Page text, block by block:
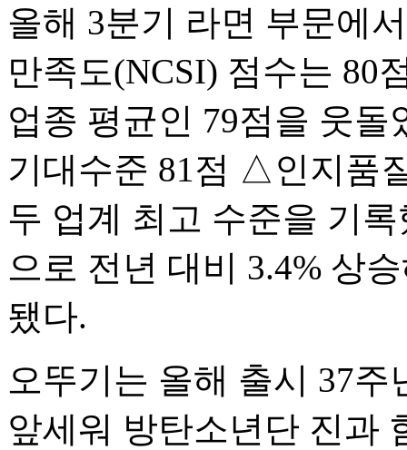
올해 3분기 라면 부문에
만족도(NCSI) 점수는 80
업종 평균인 79점을 웃
기대수준 81점 △인지품
두 업계 최고 수준을 기
으로 전년 대비 3.4% 상
됐다.
오뚜기는 올해 출시 37
앞세워 방탄소년단 진과